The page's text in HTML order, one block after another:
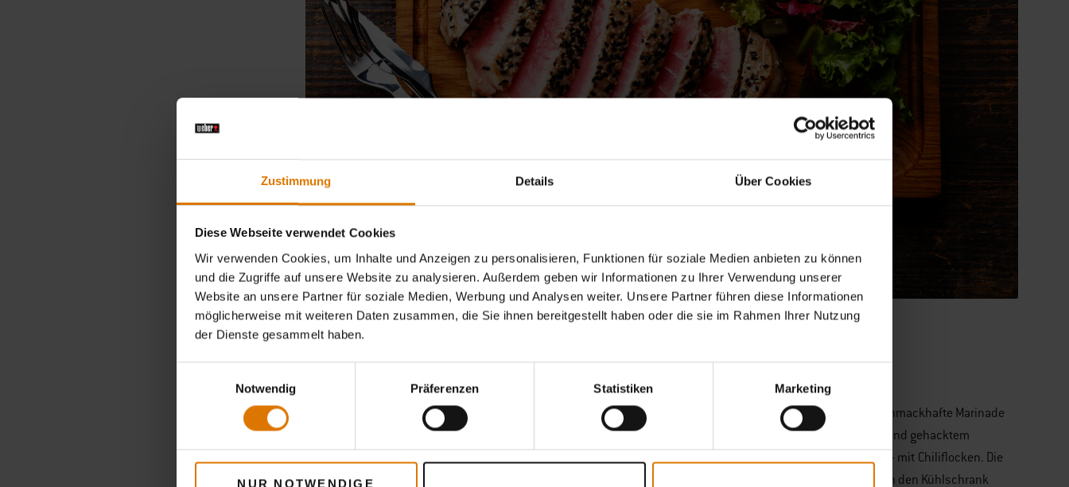
Zustimmung Details Über Cookies
Diese Webseite verwendet Cookies
Wir verwenden Cookies, um Inhalte und Anzeigen zu personalisieren, Funktionen für soziale Medien anbieten zu können
und die Zugriffe auf unsere Website zu analysieren. Außerdem geben wir Informationen zu Ihrer Verwendung unserer
Website an unsere Partner für soziale Medien, Werbung und Analysen weiter. Unsere Partner führen diese Informationen
möglicherweise mit weiteren Daten zusammen, die Sie ihnen bereitgestellt haben oder die sie im Rahmen Ihrer Nutzung
der Dienste gesammelt haben.
Notwendig
Präferenzen Statistiken Marketing
NUR NOTWENDIGE
perfekt
Die frischen Thunfischsteaks sind gekauft und harren ihrer Zubereitung. Erster Schritt: marinieren. Für eine schmackhafte Marinade
nimmst du zum Beispiel etwas Olivenöl und Sojasoße und vermengst beides mit einem Spritzer Zitronensaft und gehacktem
Rosmarin. Anschließend würzt du den Fisch mit Salz und Pfeffer sowie – wenn’s in Richtung spicy gehen soll – mit Chiliflocken. Die
Gewürze leicht einmassieren und dann den Thunfisch zusammen mit der Marinade in einen Beutel und dann in den Kühlschrank